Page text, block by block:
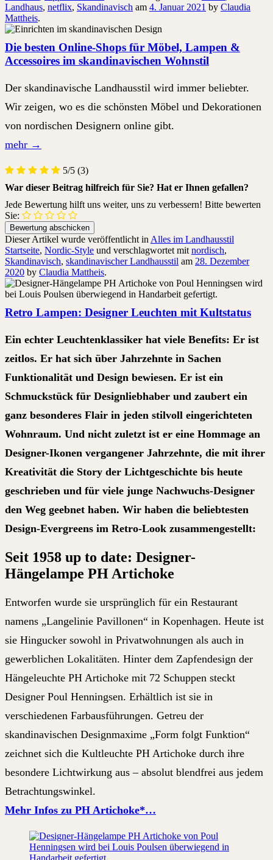
Landhaus, netflix, Skandinavisch am 4. Januar 2021 by Claudia
Mattheis.
Die besten Online-Shops für Möbel, Lampen &
Accessoires im skandinavischen Wohnstil
Der skandinavische Landhausstil wird immer beliebter.
Wir zeigen, wo es die schönsten Möbel und Dekorationen
von nordischen Designern online gibt.
mehr →
5/5 (3)
War dieser Beitrag hilfreich für Sie? Hat er Ihnen gefallen?
Jede Bewertung hilft uns weiter, uns zu verbessern! Bitte bewerten
Sie:
Dieser Artikel wurde veröffentlicht in Alles im Landhausstil
Startseite, Nordic-Style und verschlagwortet mit nordisch,
Skandinavisch, skandinavischer Landhausstil am 28. Dezember
2020 by Claudia Mattheis.
Retro Lampen: Designer Leuchten mit Kultstatus
Ein echter Leuchtenklassiker hat viele Benefits: Er ist
zeitlos. Er hat sich über Jahrzehnte in Sachen
Funktionalität und Design bewiesen. Er ist ein
Schmuckstück für Designliebhaber und zaubert ein
ganz besonderes Flair in jeden stilvoll eingerichteten
Wohnraum. Und nicht zuletzt ist er eine Hommage an
Designer-Ikonen vergangener Jahrzehnte, die mit ihrer
Kreativität die Story der Lichtgeschichte bis heute
geschrieben und für viele junge Nachwuchs-Designer
den Weg geebnet haben. Wir haben die beliebtesten
Design-Evergreens im Retro-Look zusammengestellt:
Seit 1958 up to date: Designer-
Hängelampe PH Artichoke
Entworfen wurde sie ursprünglich für ein Restaurant
namens „Langelinie Pavillonen“ in Kopenhagen. Heute ist
sie Hingucker sowohl in Privatwohnungen als auch in
gewerblichen Lokalitäten. Hinter dem Zapfendesign der
Hängeleuchte PH Artichoke mit 72 Schuppen steckt
Designer Poul Henningsen. Erhältlich ist sie in
verschiedenen Farbausführungen. Getreu der
skandinavischen Designmaxime „Form folgt Funktion“
zeichnet sich die Kultleuchte PH Artichoke durch ihre
besondere Lichtwirkung aus – absolut blendfrei aus jedem
Betrachtungswinkel.
Mehr Infos zu PH Artichoke*…